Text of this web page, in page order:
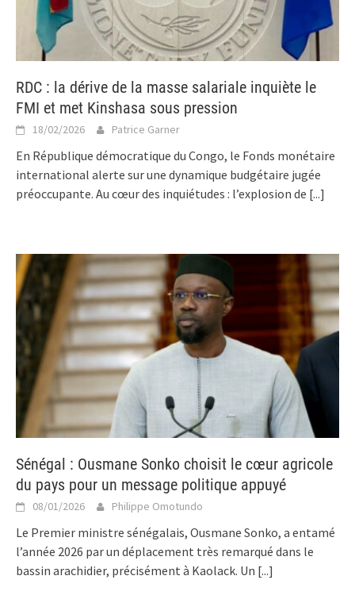
RDC : la dérive de la masse salariale inquiète le
FMI et met Kinshasa sous pression
18/02/2026 Patrice Garner
En République démocratique du Congo, le Fonds monétaire
international alerte sur une dynamique budgétaire jugée
préoccupante. Au cœur des inquiétudes : l’explosion de [...]
Sénégal : Ousmane Sonko choisit le cœur agricole
du pays pour un message politique appuyé
08/01/2026 Philippe Omotundo
Le Premier ministre sénégalais, Ousmane Sonko, a entamé
l’année 2026 par un déplacement très remarqué dans le
bassin arachidier, précisément à Kaolack. Un [...]